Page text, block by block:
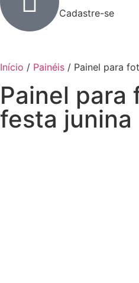
Cadastre-se
Início / Painéis / Painel para
Painel para
festa junina